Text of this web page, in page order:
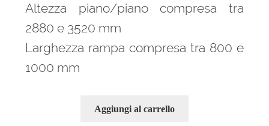
Altezza piano/piano compresa tra
2880 e 3520 mm
Larghezza rampa compresa tra 800 e
1000 mm
Aggiungi al carrello